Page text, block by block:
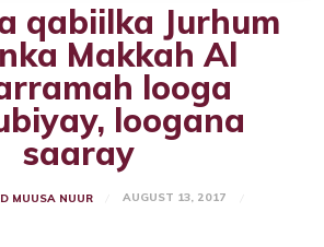
qabiilka Jurhum
Makkah Al
looga
loogana
saaray
MUUSA NUUR AUGUST 13, 2017